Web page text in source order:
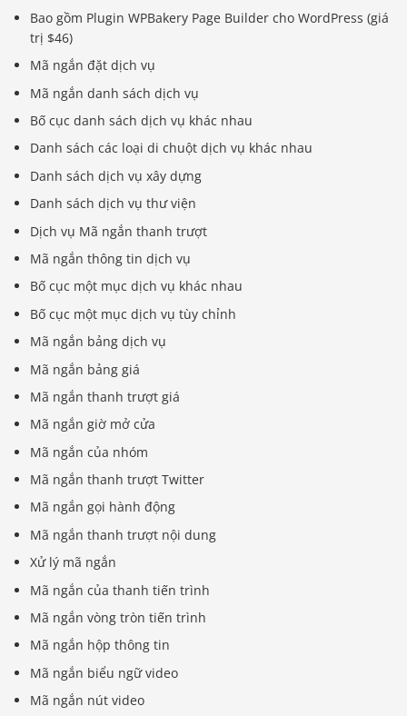
Bao gồm Plugin WPBakery Page Builder cho WordPress (giá
trị $46)
Mã ngắn đặt dịch vụ
Mã ngắn danh sách dịch vụ
Bố cục danh sách dịch vụ khác nhau
Danh sách các loại di chuột dịch vụ khác nhau
Danh sách dịch vụ xây dựng
Danh sách dịch vụ thư viện
Dịch vụ Mã ngắn thanh trượt
Mã ngắn thông tin dịch vụ
Bố cục một mục dịch vụ khác nhau
Bố cục một mục dịch vụ tùy chỉnh
Mã ngắn bảng dịch vụ
Mã ngắn bảng giá
Mã ngắn thanh trượt giá
Mã ngắn giờ mở cửa
Mã ngắn của nhóm
Mã ngắn thanh trượt Twitter
Mã ngắn gọi hành động
Mã ngắn thanh trượt nội dung
Xử lý mã ngắn
Mã ngắn của thanh tiến trình
Mã ngắn vòng tròn tiến trình
Mã ngắn hộp thông tin
Mã ngắn biểu ngữ video
Mã ngắn nút video